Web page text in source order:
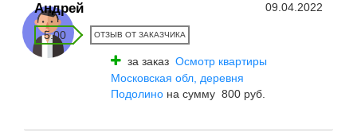
Андрей 09.04.2022
5.00 ОТЗЫВ ОТ ЗАКАЗЧИКА
за заказ Осмотр квартиры
Московская обл, деревня
Подолино на сумму 800 руб.